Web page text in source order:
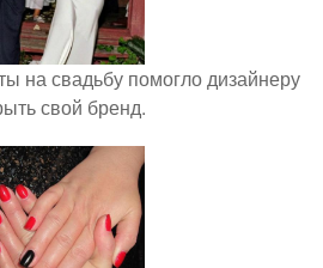
на свадьбу помогло дизайнеру
свой бренд.